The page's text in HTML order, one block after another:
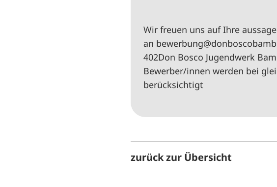
Wir freuen uns auf Ihre
an
402Don Bosco Jugendwerk
Bewerber/innen werden bei
berücksichtigt
zurück zur Übersicht